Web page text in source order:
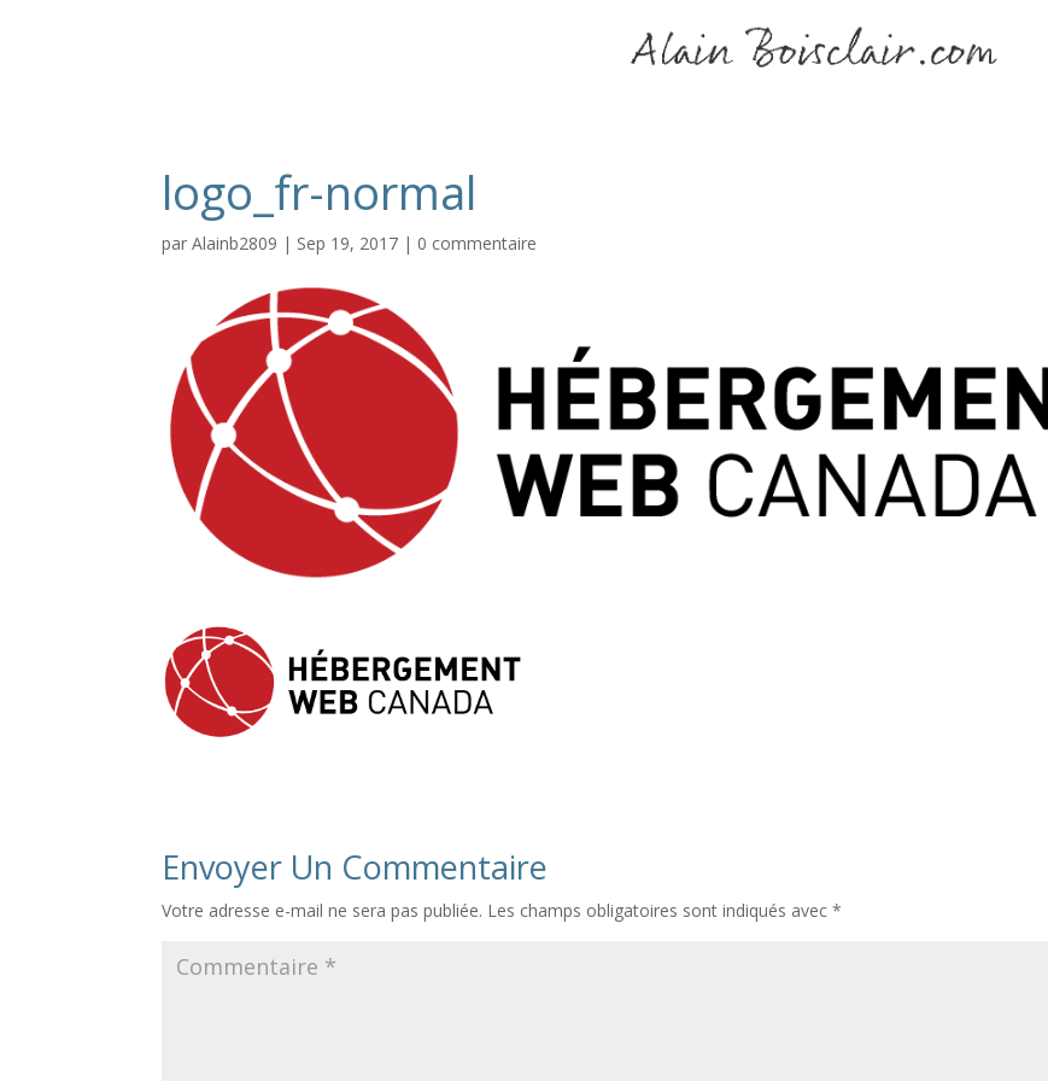
logo_fr-normal
parAlainb2809 | Sep 19, 2017 | 0 commentaire
Envoyer Un Commentaire
Votre adresse e-mail ne sera pas publiée. Les champs obligatoires sont indiqués avec*